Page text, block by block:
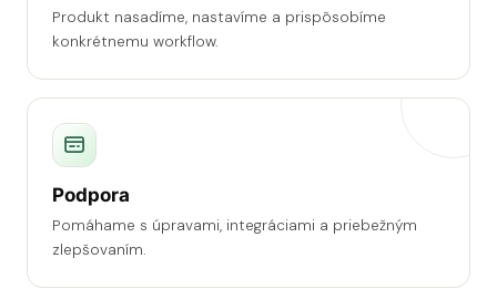
Produkt nasadíme, nastavíme a prispôsobíme
konkrétnemu workflow.
Podpora
Pomáhame s úpravami, integráciami a priebežným
zlepšovaním.